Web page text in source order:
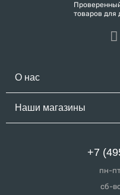
товаров
О нас
Наши магазины
+7
пн-
сб-